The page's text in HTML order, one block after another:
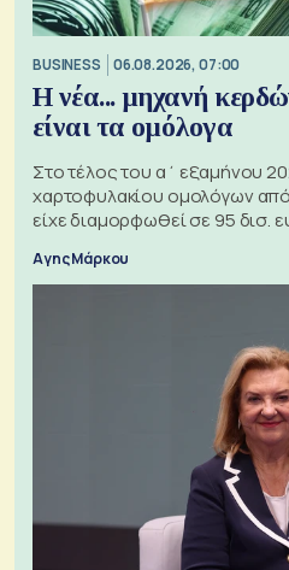
BUSINESS 06.08.2026, 07:00
Η νέα... μηχανή
είναι τα ομόλογα
Στο τέλος του α΄ εξαμήνου
χαρτοφυλακίου ομολόγων
είχε διαμορφωθεί σε 95 δισ.
Αγης Μάρκου